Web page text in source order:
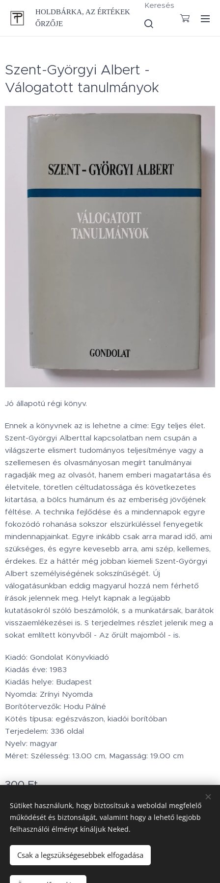
HOLDBÁRKA, AZ ÉRTÉKEK
ŐRZŐJE
Keresés
Szent-Györgyi Albert -
Válogatott tanulmányok
Jó állapotú régi könyv.
Ennek a könyvnek az is lehetne a címe: Egy teljes élet.
Szent-Györgyi Alberttal kapcsolatban nem csupán a
világszerte elismert tudományos teljesítménye vagy a
szellemesen és olvasmányosan megírt tanulmányai
ragadják meg az olvasót, hanem emberi magatartása és
életvitele, töretlen céltudatossága és következetes
kitartása, a bölcs humánum és az emberiség jövőjének
féltése. A technika fejlődése és a mindennapok egyre
fokozódó rohanása sokszor elszürküléssel fenyegetik
mindennapjainkat. Egyre inkább csak arra marad idő, ami
szükséges, és egyre kevesebb arra, ami szép, kellemes,
érdekes. Ez a háttér még jobban kiemeli Szent-Györgyi
Albert személyiségének sokszínűségét. Új
válogatásunkban eddig magyarul hozzá nem férhető
írások jelennek meg. Helyt kapnak a legújabb
kutatásokról szóló beszámolók, s a munkatársak, barátok
visszaemlékezései is. S terjedelmes részlet jelenik meg a
sokat említett könyvből - Az őrült majomból - is.
Kiadó: Gondolat Könyvkiadó
Kiadás éve: 1983
Kiadás helye: Budapest
Nyomda: Zrínyi Nyomda
Borítótervezők: Hodu Pálné
Kötés típusa: egészvászon, kiadói borítóban
Terjedelem: 336 oldal
Nyelv: magyar
Méret: Szélesség: 13.00 cm, Magasság: 19.00 cm
300Ft
Minden jog fenntartva © 2002.www.holdbarka.com
Sütiket használunk, hogy biztosítsuk a weboldal megfelelő
működését és biztonságát, valamint hogy a lehető legjobb
felhasználói élményt kínáljuk Neked.
Csak a legszükségesebbek elfogadása